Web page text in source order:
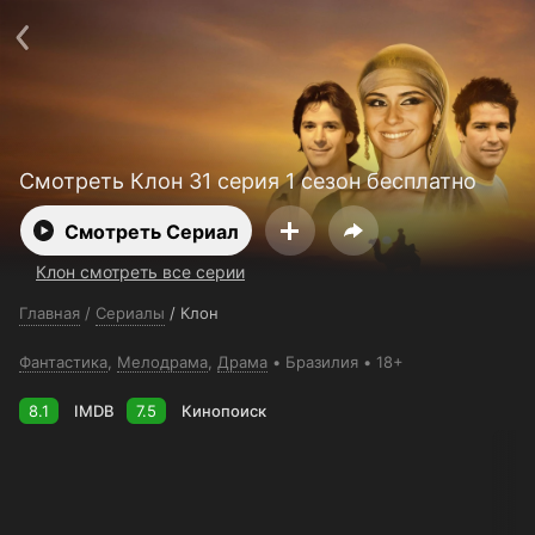
Смотреть Клон 31 серия 1 сезон бесплатно
Смотреть Сериал
Клон смотреть все серии
Главная / Сериалы / Клон
Фантастика Мелодрама Драма Бразилия 18+
8.1 IMDB 7.5 Кинопоиск
Пользовательское соглашение
Для партнёров
Ввести промокод
Бесплатные каналы Контакты